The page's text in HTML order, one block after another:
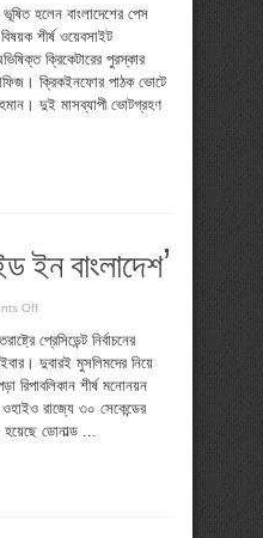
বর্ষসেরা
মুস্তাফিজ
হলেন বাংলাদেশের পেস
শীর্ষ ওয়েবসাইট
ক্রিকেটারের পুরস্কার
ক্রিকইনফোর পাঠক ভোটে
দুই মাসব্যাপী ভোটগ্রহণ
ইন বাংলাদেশ’
Offon
গায়ে
‘মেইড
ইন
বাংলাদেশ’
প্রেসিডেন্ট নির্বাচনের
দুবারই মুসলিমদের নিয়ে
রিপাবলিকান শীর্ষ মনোনয়ন
রাজ্যে ৩০ সেকেন্ডের
হয়েছে ডোনাল্ড ...